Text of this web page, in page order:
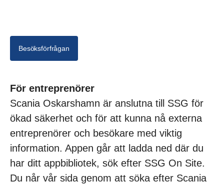
Besöksförfrågan
För entreprenörer
Scania Oskarshamn är anslutna till SSG för
ökad säkerhet och för att kunna nå externa
entreprenörer och besökare med viktig
information. Appen går att ladda ned där du
har ditt appbibliotek, sök efter SSG On Site.
Du når vår sida genom att söka efter Scania